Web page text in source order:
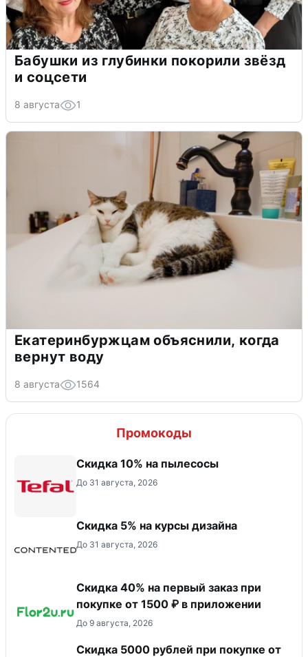
Бабушки из глубинки покорили звёзд
и соцсети
8 августа 1
Екатеринбуржцам объяснили, когда
вернут воду
8 августа 1564
Промокоды
Скидка 10% на пылесосы
До 31 августа, 2026
Скидка 5% на курсы дизайна
До 31 августа, 2026
Скидка 40% на первый заказ при
покупке от 1500 ₽ в приложении
До 9 августа, 2026
Скидка 5000 рублей при покупке от